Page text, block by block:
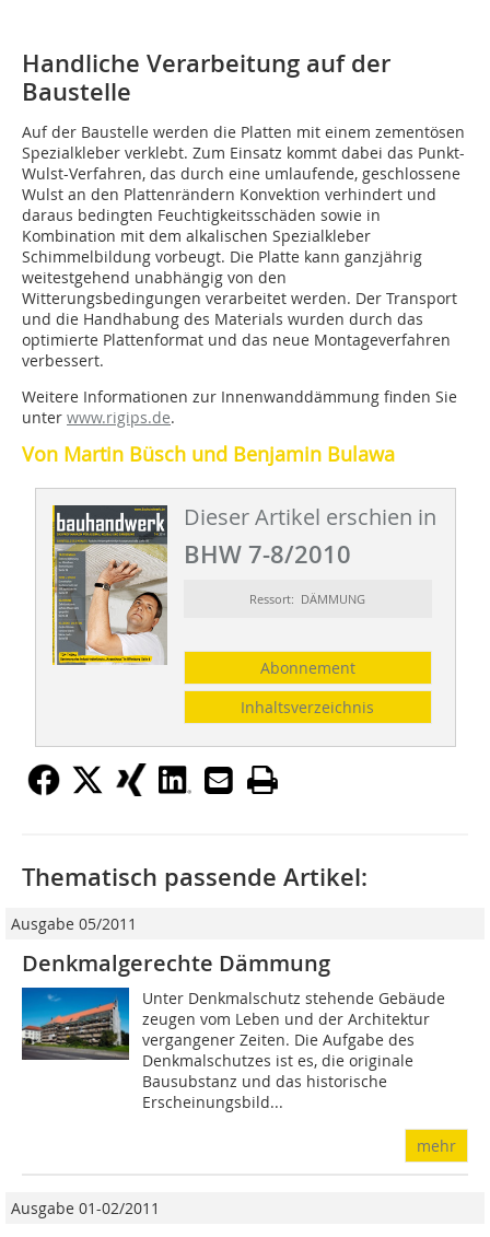
Handliche Verarbeitung auf der
Baustelle
Auf der Baustelle werden die Platten mit einem zementösen
Spezialkleber verklebt. Zum Einsatz kommt dabei das Punkt-
Wulst-Verfahren, das durch eine umlaufende, geschlossene
Wulst an den Plattenrändern Konvektion verhindert und
daraus bedingten Feuchtigkeitsschäden sowie in
Kombination mit dem alkalischen Spezialkleber
Schimmelbildung vorbeugt. Die Platte kann ganzjährig
weitestgehend unabhängig von den
Witterungsbedingungen verarbeitet werden. Der Transport
und die Handhabung des Materials wurden durch das
optimierte Plattenformat und das neue Montageverfahren
verbessert.
Weitere Informationen zur Innenwanddämmung finden Sie
unter www.rigips.de.
Von Martin Büsch und Benjamin Bulawa
Dieser Artikel erschien in
BHW 7-8/2010
Ressort: DÄMMUNG
Abonnement
Inhaltsverzeichnis
Thematisch passende Artikel:
Ausgabe 05/2011
Denkmalgerechte Dämmung
Unter Denkmalschutz stehende Gebäude
zeugen vom Leben und der Architektur
vergangener Zeiten. Die Aufgabe des
Denkmalschutzes ist es, die originale
Bausubstanz und das historische
Erscheinungsbild...
mehr
Ausgabe 01-02/2011